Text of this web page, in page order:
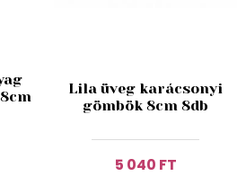
Lila üveg karácsonyi
gömbök 8cm 8db
5 040 FT